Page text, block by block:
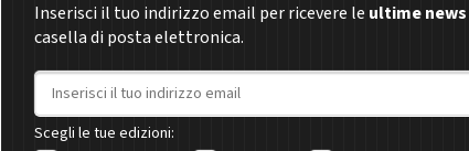
Inserisci il tuo indirizzo email per ricevere le ultime news
casella di posta elettronica.
Indirizzo email
Scegli le tue edizioni: